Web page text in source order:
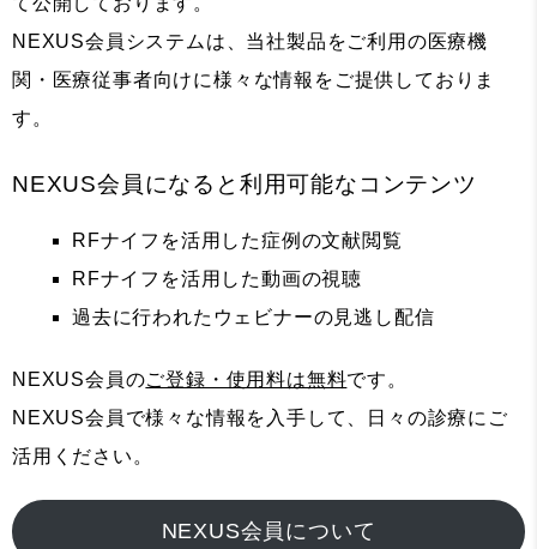
NEXUS会員システムは、当社製品をご利用の医療機
関・医療従事者向けに様々な情報をご提供しておりま
す。
NEXUS会員になると利用可能なコンテンツ
RFナイフを活用した症例の文献閲覧
RFナイフを活用した動画の視聴
過去に行われたウェビナーの見逃し配信
NEXUS会員のご登録・使用料は無料です。
NEXUS会員で様々な情報を入手して、日々の診療にご
活用ください。
NEXUS会員について